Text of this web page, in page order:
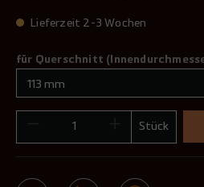
Lieferzeit 2-3 Wochen
für Querschnitt
Stück